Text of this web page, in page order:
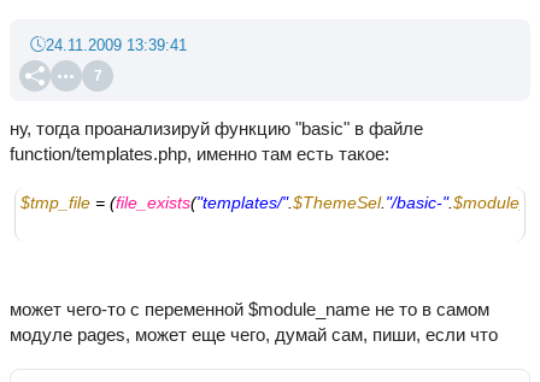
7
24.11.2009 13:39:41
ну, тогда проанализируй функцию "basic" в файле
function/templates.php, именно там есть такое:
$tmp_file = (file_exists("templates/".$ThemeSel. "/basic-".
может чего-то с переменной $module_name не то в самом
модуле pages, может еще чего, думай сам, пиши, если что